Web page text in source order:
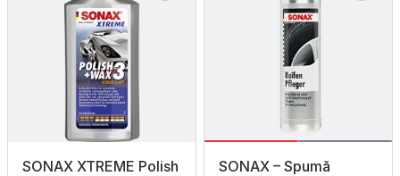
SONAX XTREME Polish
SONAX – Spumă